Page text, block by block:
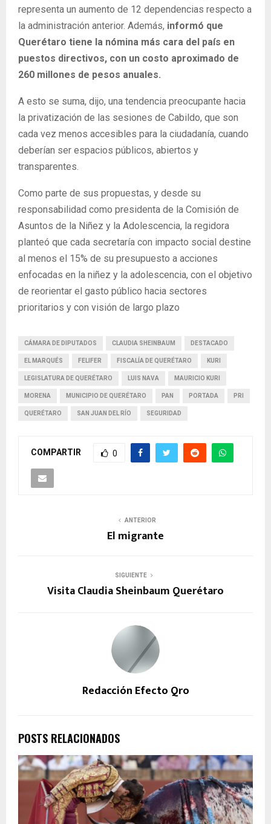
representa un aumento de 12 dependencias respecto a
la administración anterior. Además, informó que
Querétaro tiene la nómina más cara del país en
puestos directivos, con un costo aproximado de
260 millones de pesos anuales.
A esto se suma, dijo, una tendencia preocupante hacia
la privatización de las sesiones de Cabildo, que son
cada vez menos accesibles para la ciudadanía, cuando
deberían ser espacios públicos, abiertos y
transparentes.
Como parte de sus propuestas, y desde su
responsabilidad como presidenta de la Comisión de
Asuntos de la Niñez y la Adolescencia, la regidora
planteó que cada secretaría con impacto social destine
al menos el 15% de su presupuesto a acciones
enfocadas en la niñez y la adolescencia, con el objetivo
de reorientar el gasto público hacia sectores
prioritarios y con visión de largo plazo
CÁMARA DE DIPUTADOS CLAUDIA SHEINBAUM DESTACADO
EL MARQUÉS FELIFER FISCALÍA DE QUERÉTARO KURI
LEGISLATURA DE QUERÉTARO LUIS NAVA MAURICIO KURI
MORENA MUNICIPIO DE QUERÉTARO PAN PORTADA PRI
QUERÉTARO SAN JUAN DEL RÍO SEGURIDAD
COMPARTIR 0
ANTERIOR
El migrante
SIGUIENTE
Visita Claudia Sheinbaum Querétaro
Redacción Efecto Qro
POSTS RELACIONADOS